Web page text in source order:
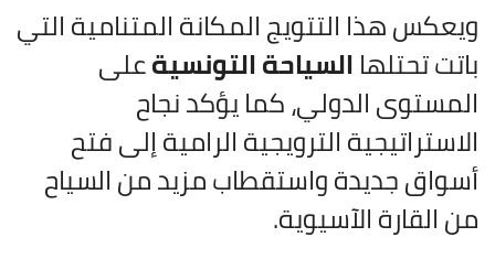
ويعكس هذا التتويج المكانة المتنامية التي
باتت تحتلهاالسياحة التونسيةعلى
المستوى الدولي، كما يؤكد نجاح
الاستراتيجية الترويجية الرامية إلى فتح
أسواق جديدة واستقطاب مزيد من السياح
من القارة الآسيوية.